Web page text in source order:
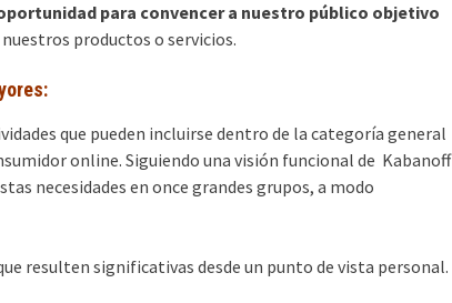
para convencer a nuestro público objetivo
nuestros productos o servicios.
que pueden incluirse dentro de la categoría general
online. Siguiendo una visión funcional de Kabanoff
necesidades en once grandes grupos, a modo
resulten significativas desde un punto de vista personal.